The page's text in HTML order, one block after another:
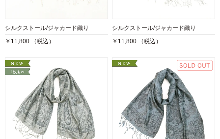
シルクストール/ジャカード織り
￥11,800 （税込）
シルクストール/ジャカード織り
￥11,800 （税込）